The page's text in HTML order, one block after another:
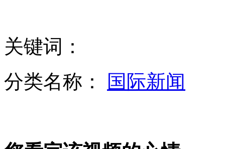
实拍:台湾男子醉卧街头被汽车碾压
关键词：
分类名称：
国际新闻